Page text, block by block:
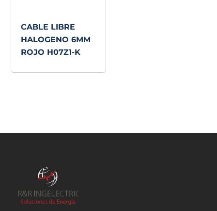
CABLE LIBRE
HALOGENO 6MM
ROJO H07Z1-K